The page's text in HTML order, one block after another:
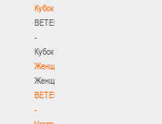
Кубок
BETERA
-
Кубок
Женщины
Женщины
BETERA
-